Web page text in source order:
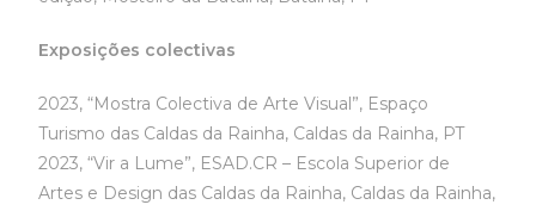
Exposições colectivas
2023, “Mostra Colectiva de Arte Visual”, Espaço
Turismo das Caldas da Rainha, Caldas da Rainha, PT
2023, “Vir a Lume”, ESAD.CR – Escola Superior de
Artes e Design das Caldas da Rainha, Caldas da Rainha,